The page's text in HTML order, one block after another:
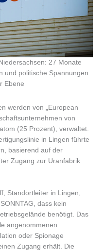
27 Monate
und politische Spannungen
Ebene
werden von „European
von
(25 Prozent), verwaltet.
in Lingen führte
basierend auf der
Zugang zur Uranfabrik
Standortleiter in Lingen,
dass kein
benötigt. Das
angenommenen
oder Spionage
Zugang erhält. Die